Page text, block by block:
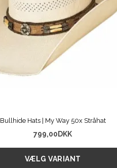
Bullhide Hats | My Way 50x Stråhat
799,00 DKK
VÆLG VARIANT
VÆLG VARIANT